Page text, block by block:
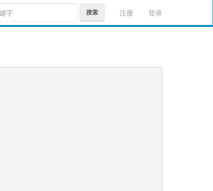
注册 登录
搜索